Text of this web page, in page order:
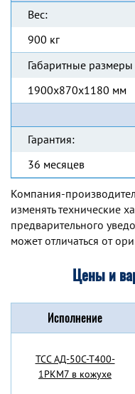
Вес:
900 кг
Габаритные
1900x870x1180 мм
Гарантия:
36 месяцев
Компания-
изменять технические
предварительного
может отличаться от
Цены и
Исполнение
TCC АД-50С-Т400-
1РКМ7 в кожухе